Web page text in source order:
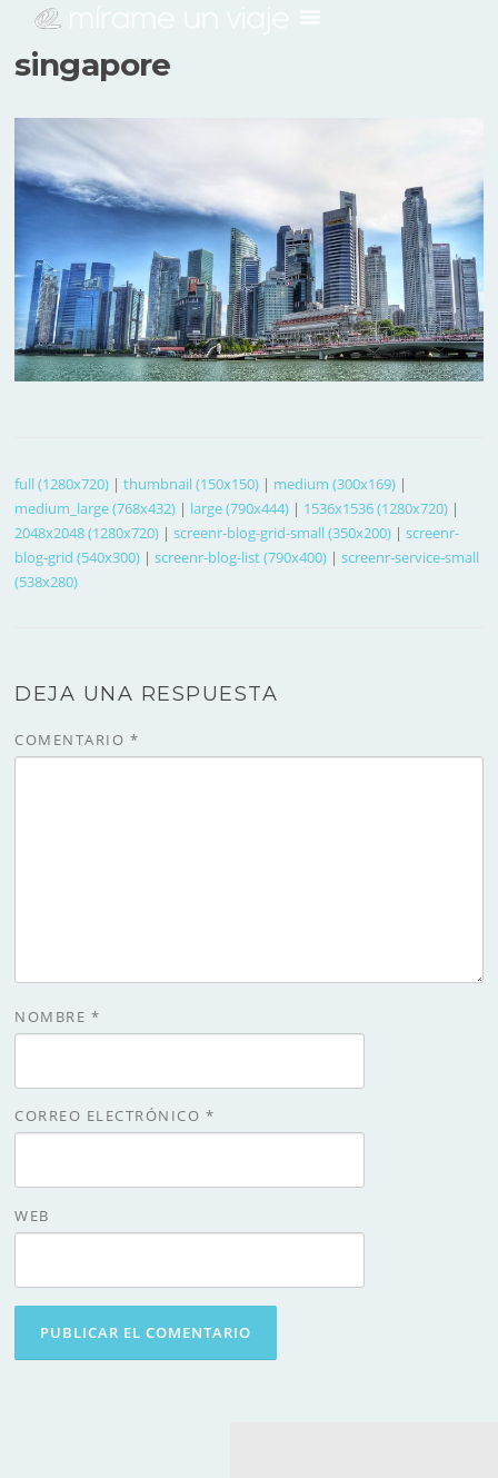
singapore
full (1280x720) |thumbnail (150x150) | medium (300x169) |
medium_large (768x432) | large (790x444) | 1536x1536 (1280x720) |
2048x2048 (1280x720) |screenr-blog-grid-small (350x200) |screenr-
blog-grid (540x300) |screenr-blog-list (790x400) |screenr-service-small
(538x280)
DEJA UNA RESPUESTA
COMENTARIO *
NOMBRE *
CORREO ELECTRÓNICO *
WEB